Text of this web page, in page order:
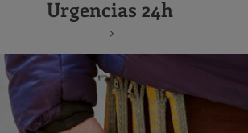
Urgencias 24h